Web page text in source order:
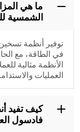
ما هي
الشمسية
توفير أنظمة تسخين
في الطاقة، مع
الأنظمة مثالية
العمليات
كيف تفيد
فادسول